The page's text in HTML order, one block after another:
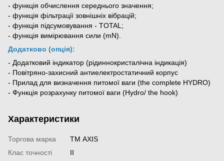
- функція обчислення середнього значення;
- функція фільтрації зовнішніх вібрацій;
- функція підсумовування - TOTAL;
- функція вимірювання сили (mN).
Додатково (опція):
- Додатковий індикатор (рідиннокристалічна індикація)
- Повітряно-захисний антиелектростатичний корпус
- Прилад для визначення питомої ваги (the complete HYDRO)
- Функція розрахунку питомої ваги (Hydro/ the hook)
Характеристики
Торгова марка
ТМ AXIS
Клас точності
II